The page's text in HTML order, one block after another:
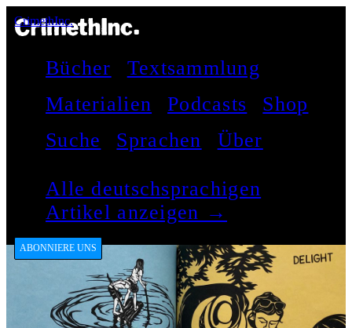
CrimethInc.
Bücher
Textsammlung
Materialien
Podcasts
Shop
Suche
Sprachen Über
Alle deutschsprachigen
Artikel anzeigen →
ABONNIERE UNS